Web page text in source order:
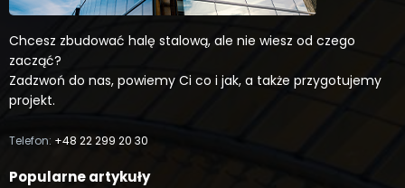
Chcesz zbudować halę stalową, ale nie wiesz od czego
zacząć?
Zadzwoń do nas, powiemy Ci co i jak, a także przygotujemy
projekt.
Telefon: +48 22 299 20 30
Popularne artykuły